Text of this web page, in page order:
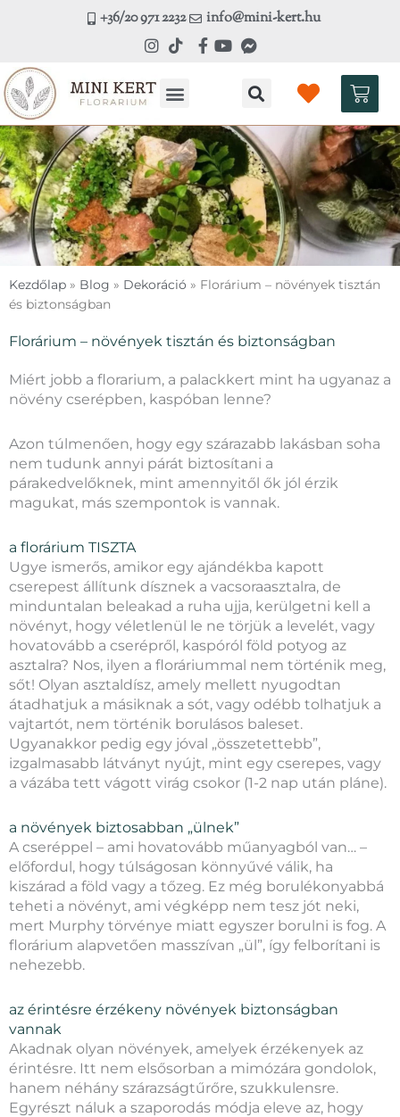
+36/20 971 2232 info@mini-kert.hu
Kezdőlap » Blog » Dekoráció » Florárium – növények tisztán
és biztonságban
Florárium – növények tisztán és biztonságban
Miért jobb a florarium, a palackkert mint ha ugyanaz a
növény cserépben, kaspóban lenne?
Azon túlmenően, hogy egy szárazabb lakásban soha
nem tudunk annyi párát biztosítani a
párakedvelőknek, mint amennyitől ők jól érzik
magukat, más szempontok is vannak.
a florárium TISZTA
Ugye ismerős, amikor egy ajándékba kapott
cserepest állítunk dísznek a vacsoraasztalra, de
minduntalan beleakad a ruha ujja, kerülgetni kell a
növényt, hogy véletlenül le ne törjük a levelét, vagy
hovatovább a cserépről, kaspóról föld potyog az
asztalra? Nos, ilyen a floráriummal nem történik meg,
sőt! Olyan asztaldísz, amely mellett nyugodtan
átadhatjuk a másiknak a sót, vagy odébb tolhatjuk a
vajtartót, nem történik borulásos baleset.
Ugyanakkor pedig egy jóval „összetettebb”,
izgalmasabb látványt nyújt, mint egy cserepes, vagy
a vázába tett vágott virág csokor (1-2 nap után pláne).
a növények biztosabban „ülnek”
A cseréppel – ami hovatovább műanyagból van… –
előfordul, hogy túlságosan könnyűvé válik, ha
kiszárad a föld vagy a tőzeg. Ez még borulékonyabbá
teheti a növényt, ami végképp nem tesz jót neki,
mert Murphy törvénye miatt egyszer borulni is fog. A
florárium alapvetően masszívan „ül”, így felborítani is
nehezebb.
az érintésre érzékeny növények biztonságban
vannak
Akadnak olyan növények, amelyek érzékenyek az
érintésre. Itt nem elsősorban a mimózára gondolok,
hanem néhány szárazságtűrőre, szukkulensre.
Egyrészt náluk a szaporodás módja eleve az, hogy